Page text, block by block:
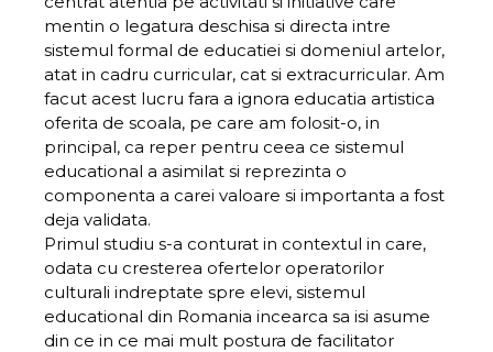
mentin o legatura deschisa si directa intre
sistemul formal de educatiei si domeniul artelor,
atat in cadru curricular, cat si extracurricular. Am
facut acest lucru fara a ignora educatia artistica
oferita de scoala, pe care am folosit-o, in
principal, ca reper pentru ceea ce sistemul
educational a asimilat si reprezinta o
componenta a carei valoare si importanta a fost
deja validata.
Primul studiu s-a conturat in contextul in care,
odata cu cresterea ofertelor operatorilor
culturali indreptate spre elevi, sistemul
educational din Romania incearca sa isi asume
din ce in ce mai mult postura de facilitator